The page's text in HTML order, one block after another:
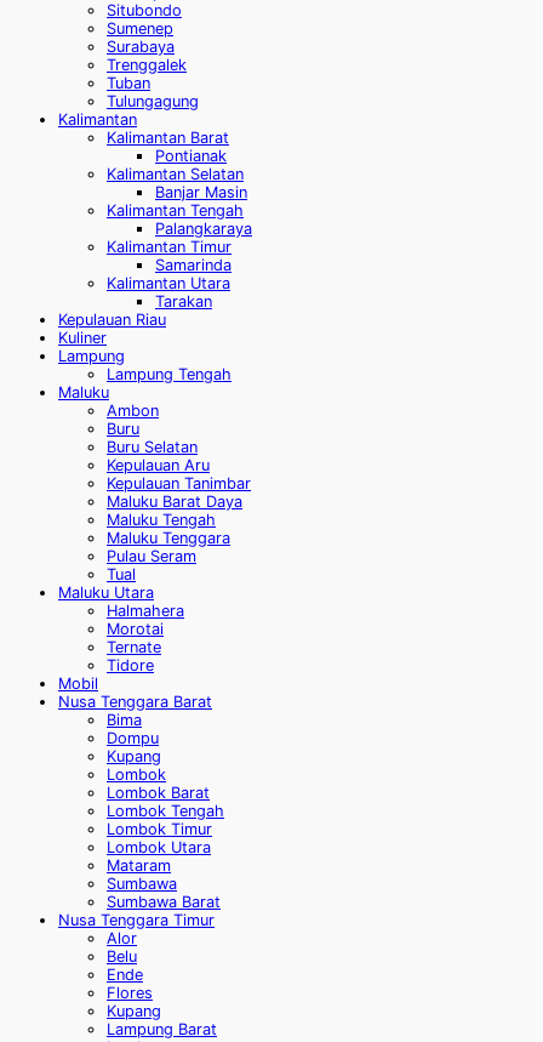
Situbondo
Sumenep
Surabaya
Trenggalek
Tuban
Tulungagung
Kalimantan
Kalimantan Barat
Pontianak
Kalimantan Selatan
Banjar Masin
Kalimantan Tengah
Palangkaraya
Kalimantan Timur
Samarinda
Kalimantan Utara
Tarakan
Kepulauan Riau
Kuliner
Lampung
Lampung Tengah
Maluku
Ambon
Buru
Buru Selatan
Kepulauan Aru
Kepulauan Tanimbar
Maluku Barat Daya
Maluku Tengah
Maluku Tenggara
Pulau Seram
Tual
Maluku Utara
Halmahera
Morotai
Ternate
Tidore
Mobil
Nusa Tenggara Barat
Bima
Dompu
Kupang
Lombok
Lombok Barat
Lombok Tengah
Lombok Timur
Lombok Utara
Mataram
Sumbawa
Sumbawa Barat
Nusa Tenggara Timur
Alor
Belu
Ende
Flores
Kupang
Lampung Barat